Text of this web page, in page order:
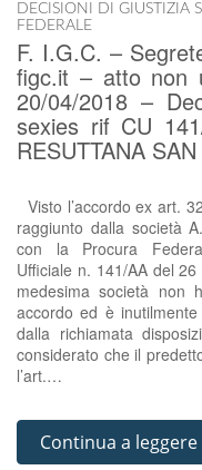
DECISIONI DI GIUSTIZIA
FEDERALE
F. I.G.C. –
figc.it – atto non
20/04/2018 –
sexies rif CU
RESUTTANA
Visto l’accordo ex art.
raggiunto dalla società
con la Procura
Ufficiale n. 141/AA del
medesima società non
accordo ed è
dalla richiamata
considerato che il
l’art.…
Continua a